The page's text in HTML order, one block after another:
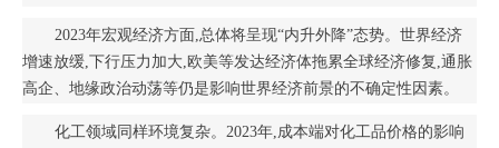
2023年宏观经济方面,总体将呈现“内升外降”态势。世界经济
增速放缓,下行压力加大,欧美等发达经济体拖累全球经济修复,通胀
高企、地缘政治动荡等仍是影响世界经济前景的不确定性因素。
化工领域同样环境复杂。2023年,成本端对化工品价格的影响